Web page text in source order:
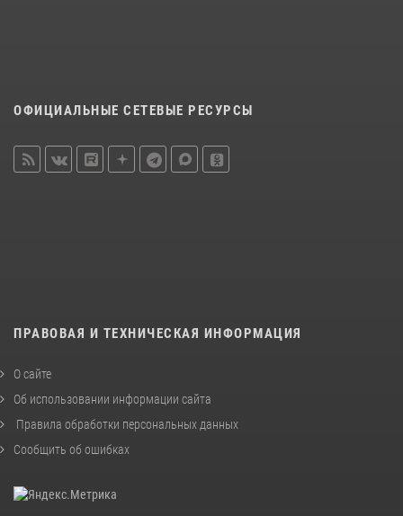
ОФИЦИАЛЬНЫЕ СЕТЕВЫЕ РЕСУРСЫ
ПРАВОВАЯ И ТЕХНИЧЕСКАЯ ИНФОРМАЦИЯ
О сайте
Об использовании информации сайта
Правила обработки персональных данных
Сообщить об ошибках